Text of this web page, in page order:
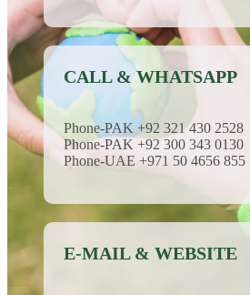
CALL & WHATSAPP
Phone-PAK +92 321 430 2528
Phone-PAK +92 300 343 0130
Phone-UAE +971 50 4656 855
E-MAIL & WEBSITE